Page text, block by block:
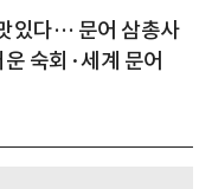
있다… 문어 삼총사
숙회·세계 문어